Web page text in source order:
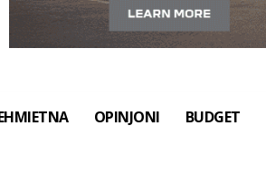
OPINJONI BUDGET